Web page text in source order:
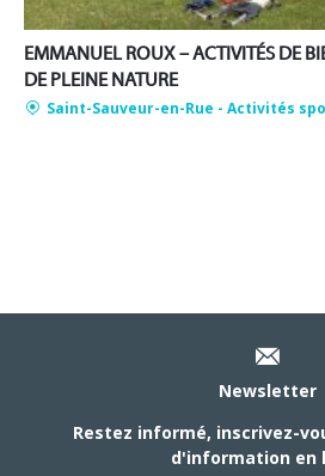
EMMANUEL ROUX – ACTIVITÉS DE
DE PLEINE NATURE
Saint-Sauveur-en-Rue - Activités
Newsletter
Restez informé, inscrivez-
d'information en